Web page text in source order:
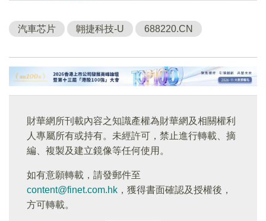
汽車芯片 翺捷科技-U 688220.CN
財華網所刊載內容之知識產權為財華網及相關權利
人專屬所有或持有。未經許可，禁止進行轉載、摘
編、複製及建立鏡像等任何使用。
如有意願轉載，請發郵件至
content@finet.com.hk ，獲得書面確認及授權後，
方可轉載。